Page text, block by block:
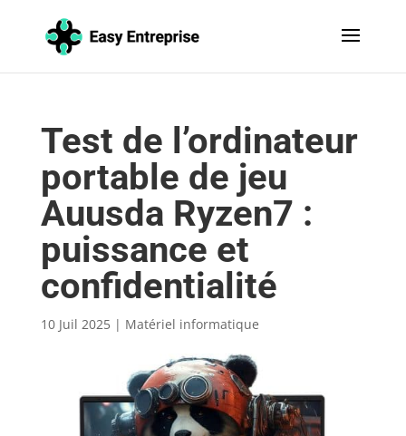
Test de l’ordinateur
portable de jeu
Auusda Ryzen7 :
puissance et
confidentialité
10 Juil 2025| Matériel informatique